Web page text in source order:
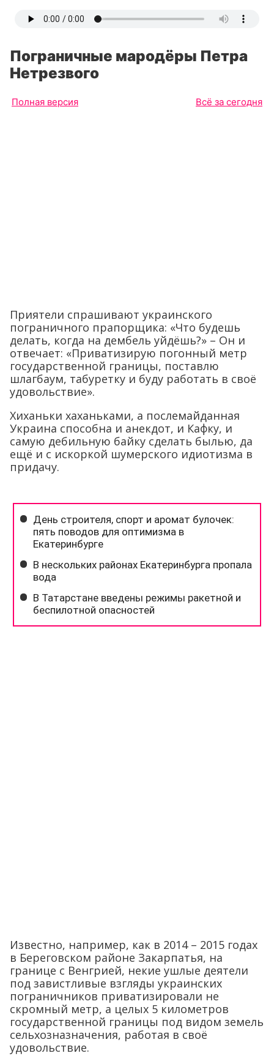
Пограничные мародёры Петра
Нетрезвого
Полная версия Всё за сегодня
Приятели спрашивают украинского
пограничного прапорщика: «Что будешь
делать, когда на дембель уйдёшь?» – Он и
отвечает: «Приватизирую погонный метр
государственной границы, поставлю
шлагбаум, табуретку и буду работать в своё
удовольствие».
Хиханьки хаханьками, а послемайданная
Украина способна и анекдот, и Кафку, и
самую дебильную байку сделать былью, да
ещё и с искоркой шумерского идиотизма в
придачу.
Известно, например, как в 2014 – 2015 годах
в Береговском районе Закарпатья, на
границе с Венгрией, некие ушлые деятели
под завистливые взгляды украинских
пограничников приватизировали не
скромный метр, а целых 5 километров
государственной границы под видом земель
сельхозназначения, работая в своё
удовольствие.